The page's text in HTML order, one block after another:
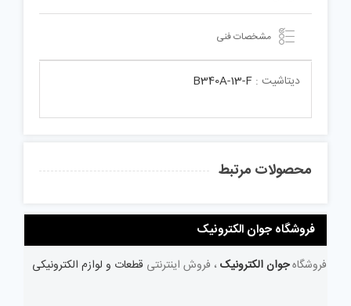
مشخصات فنی
دیتاشیت : B340A-13-F
محصولات مرتبط
فروشگاه جوان الکترونیک
فروشگاهجوان الکترونیک ، فروش اینترنتی قطعات و لوازم الکترونیکی